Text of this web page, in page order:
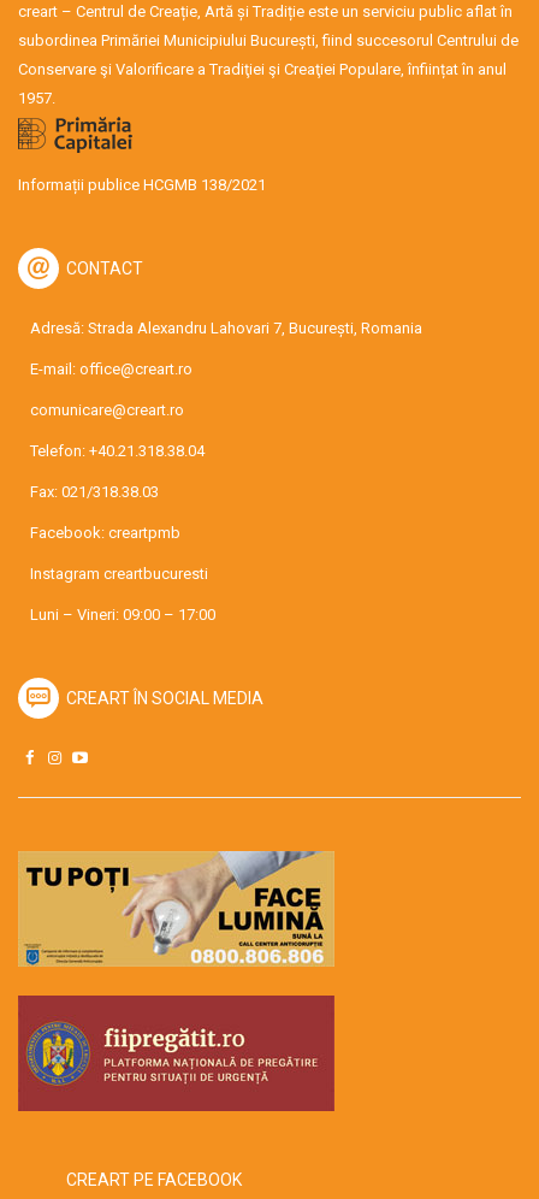
creart – Centrul de Creație, Artă și Tradiție este un serviciu public aflat în
subordinea Primăriei Municipiului București, fiind succesorul Centrului de
Conservare şi Valorificare a Tradiţiei şi Creaţiei Populare, înființat în anul
1957.
Informații publice HCGMB 138/2021
CONTACT
Adresă: Strada Alexandru Lahovari 7, București, Romania
E-mail: office@creart.ro
comunicare@creart.ro
Telefon: +40.21.318.38.04
Fax: 021/318.38.03
Facebook: creartpmb
Instagram creartbucuresti
Luni – Vineri: 09:00 – 17:00
CREART ÎN SOCIAL MEDIA
CREART PE FACEBOOK